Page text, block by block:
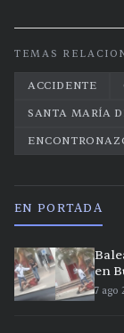
TEMAS
ACCIDENTE
SANTA MARÍA
EN PORTADA
en
7 ago